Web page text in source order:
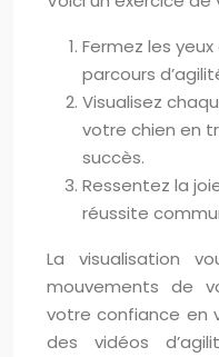
Fermez les
parcours
Visualisez
votre chien en
succès.
Ressentez la
réussite
La visualisation
mouvements de
votre confiance en
des vidéos